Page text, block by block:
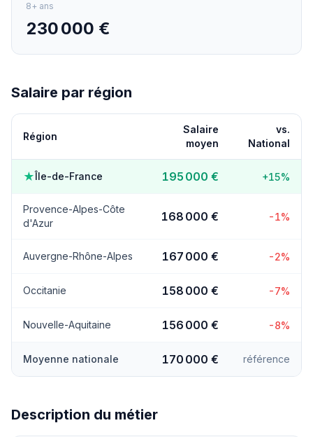
8+ ans
230 000 €
Salaire par région
Région
Salaire
moyen
vs.
National
★Île-de-France 195 000 € +15%
Provence-Alpes-Côte
d'Azur
168 000 € -1%
Auvergne-Rhône-Alpes 167 000 € -2%
Occitanie 158 000 € -7%
Nouvelle-Aquitaine 156 000 € -8%
Moyenne nationale 170 000 € référence
Description du métier